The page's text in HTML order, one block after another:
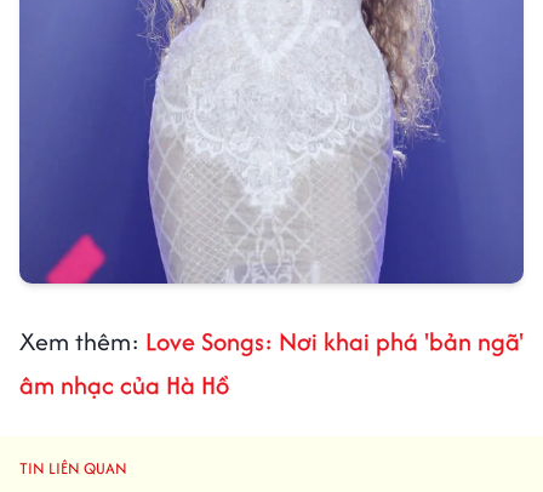
Xem thêm: Love Songs: Nơi khai phá 'bản ngã'
âm nhạc của Hà Hồ
TIN LIÊN QUAN